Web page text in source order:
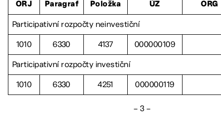
ORJ Paragraf Položka ÚZ ORG
Participativní rozpočty neinvestiční
1010 6330 4137 000000109
Participativní rozpočty investiční
1010 6330 4251 000000119
– 3 –